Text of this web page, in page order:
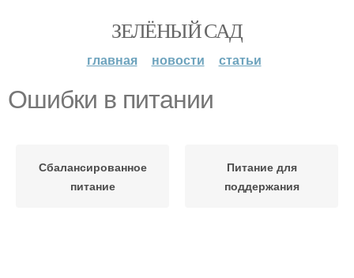
ЗЕЛЁНЫЙ САД
главная новости статьи
Ошибки в питании
Сбалансированное
питание
Питание для
поддержания